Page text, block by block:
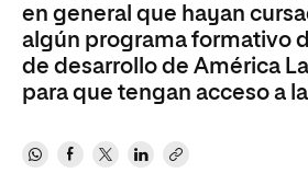
en general que hayan
algún programa formativo
de desarrollo de América
para que tengan acceso a